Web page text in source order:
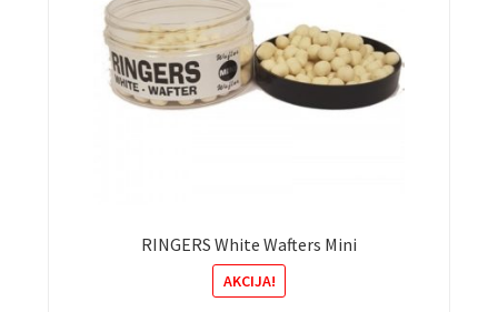
RINGERS White Wafters Mini
AKCIJA!